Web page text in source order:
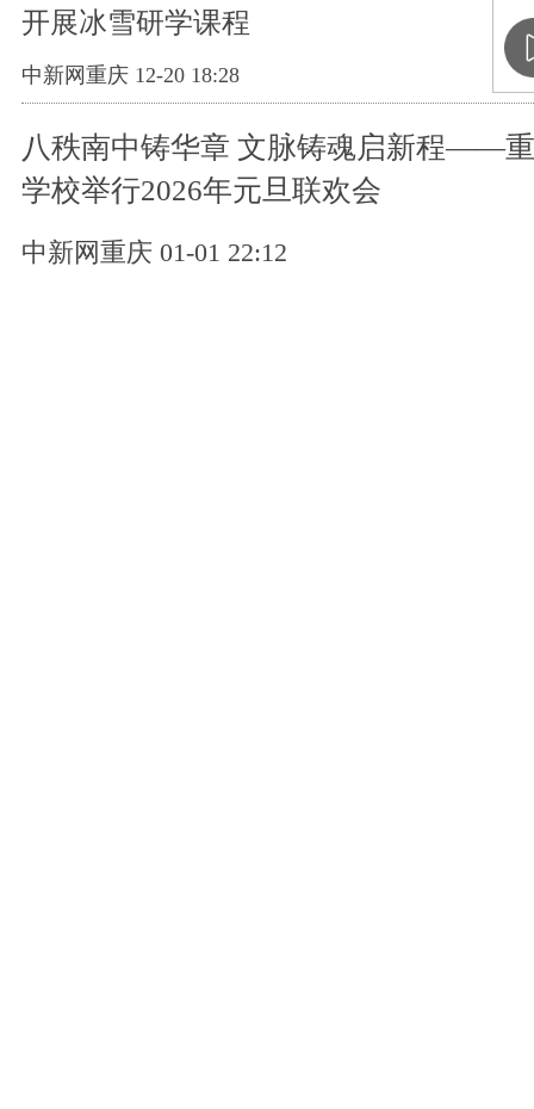
开展冰雪研学课程
中新网重庆 12-20 18:28
八秩南中铸华章 文脉铸魂启新程——
学校举行2026年元旦联欢会
中新网重庆 01-01 22:12